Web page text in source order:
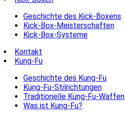
Geschichte des Kick-Boxens
Kick-Box-Meisterschaften
Kick-Box-Systeme
Kontakt
Kung-Fu
Geschichte des Kung-Fu
Kung-Fu-Stilrichtungen
Traditionelle Kung-Fu-Waffen
Was ist Kung-Fu?